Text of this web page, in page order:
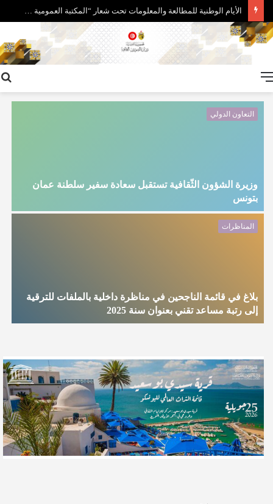
متابعة الاستعدادات الأخيرة الخاصّة بتنظيم معرض تونس الدولي للكتاب في دورته التاسعة والثلاثين
التعاون الدولي
وزيرة الشؤون الثّقافية تستقبل سعادة سفير سلطنة عمان
بتونس
المناظرات
بلاغ في قائمة الناجحين في مناظرة داخلية بالملفات للترقية
إلى رتبة مساعد تقني بعنوان سنة 2025